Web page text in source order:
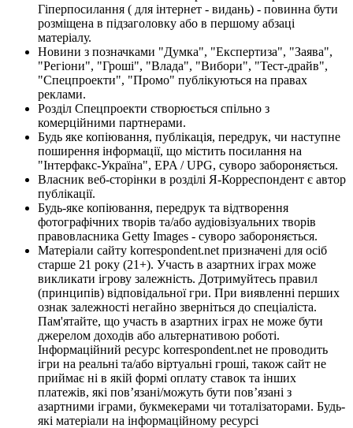
Гіперпосилання ( для інтернет - видань) - повинна бути
розміщена в підзаголовку або в першому абзаці
матеріалу.
Новини з позначками "Думка", "Експертиза", "Заява",
"Регіони", "Гроші", "Влада", "Вибори", "Тест-драйв",
"Спецпроекти", "Промо" публікуються на правах
реклами.
Розділ Спецпроекти створюється спільно з
комерційними партнерами.
Будь яке копіювання, публікація, передрук, чи наступне
поширення інформації, що містить посилання на
"Інтерфакс-Україна", EPA / UPG, суворо забороняється.
Власник веб-сторінки в розділі Я-Корреспондент є автор
публікації.
Будь-яке копіювання, передрук та відтворення
фотографічних творів та/або аудіовізуальних творів
правовласника Getty Images - суворо забороняється.
Матеріали сайту korrespondent.net призначені для осіб
старше 21 року (21+). Участь в азартних іграх може
викликати ігрову залежність. Дотримуйтесь правил
(принципів) відповідальної гри. При виявленні перших
ознак залежності негайно зверніться до спеціаліста.
Пам'ятайте, що участь в азартних іграх не може бути
джерелом доходів або альтернативою роботі.
Інформаційний ресурс korrespondent.net не проводить
ігри на реальні та/або віртуальні гроші, також сайт не
приймає ні в якій формі оплату ставок та інших
платежів, які пов’язані/можуть бути пов’язані з
азартними іграми, букмекерами чи тоталізаторами. Будь-
які матеріали на інформаційному ресурсі